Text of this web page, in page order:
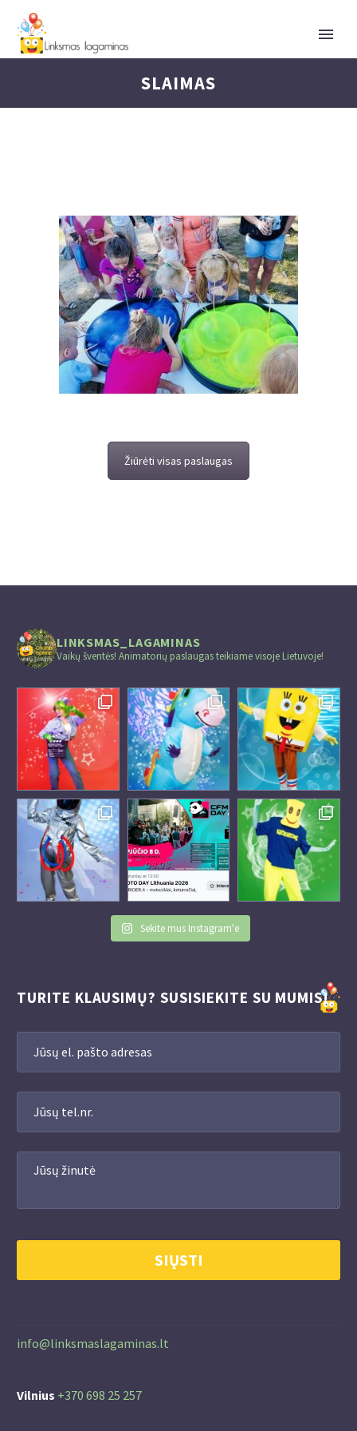
SLAIMAS
Žiūrėti visas paslaugas
LINKSMAS_LAGAMINAS
Vaikų šventės! Animatorių paslaugas teikiame visoje Lietuvoje!
Sekite mus Instagram'e
TURITE KLAUSIMŲ? SUSISIEKITE SU MUMIS!
info@linksmaslagaminas.lt
Vilnius +370 698 25 257